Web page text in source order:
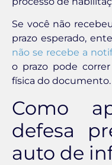
Se você não
prazo esperado,
não se recebe a
o prazo pode
física do documento.
Como
defesa
auto de